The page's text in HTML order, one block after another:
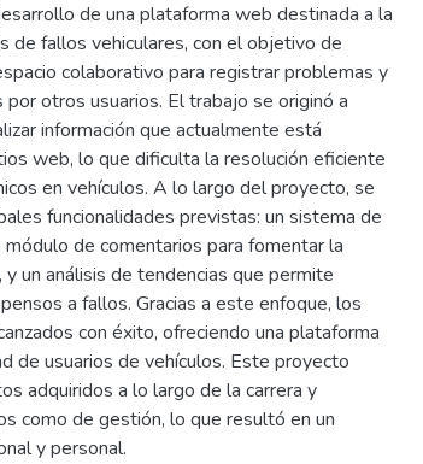
de una plataforma web destinada a la
de fallos vehiculares, con el objetivo de
colaborativo para registrar problemas y
otros usuarios. El trabajo se originó a
información que actualmente está
web, lo que dificulta la resolución eficiente
en vehículos. A lo largo del proyecto, se
funcionalidades previstas: un sistema de
de comentarios para fomentar la
un análisis de tendencias que permite
a fallos. Gracias a este enfoque, los
con éxito, ofreciendo una plataforma
de usuarios de vehículos. Este proyecto
adquiridos a lo largo de la carrera y
como de gestión, lo que resultó en un
y personal.